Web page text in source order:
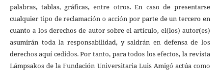
palabras, tablas, gráficas, entre otros. En caso de presentarse
cualquier tipo de reclamación o acción por parte de un tercero en
cuanto a los derechos de autor sobre el artículo, el(los) autor(es)
asumirán toda la responsabilidad, y saldrán en defensa de los
derechos aquí cedidos. Por tanto, para todos los efectos, la revista
Lámpsakos de la Fundación Universitaria Luis Amigó actúa como